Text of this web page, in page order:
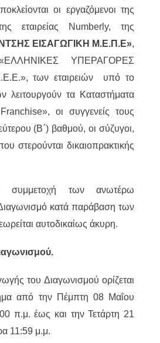
οι εργαζόμενοι της
εταιρείας Numberly, της
ΕΙΣΑΓΩΓΙΚΗ Μ.Ε.Π.Ε»,
«ΕΛΛΗΝΙΚΕΣ ΥΠΕΡΑΓΟΡΕΣ
των εταιρειών υπό το
λειτουργούν τα Καταστήματα
οι συγγενείς τους
(Β΄) βαθμού, οι σύζυγοι,
στερούνται δικαιοπρακτικής
συμμετοχή των ανωτέρω
κατά παράβαση των
αυτοδικαίως άκυρη.
του Διαγωνισμού ορίζεται
από την Πέμπτη 08 Μαΐου
π.μ. έως και την Τετάρτη 21
11:59 μ.μ.